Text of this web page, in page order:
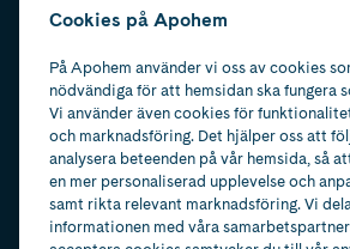
Cookies på Apohem
På Apohem använder vi oss av cookies
nödvändiga för att hemsidan ska fungera
Vi använder även cookies för
och marknadsföring. Det hjälper oss att
analysera beteenden på vår hemsida, så
en mer personaliserad upplevelse och
samt rikta relevant marknadsföring. Vi
informationen med våra